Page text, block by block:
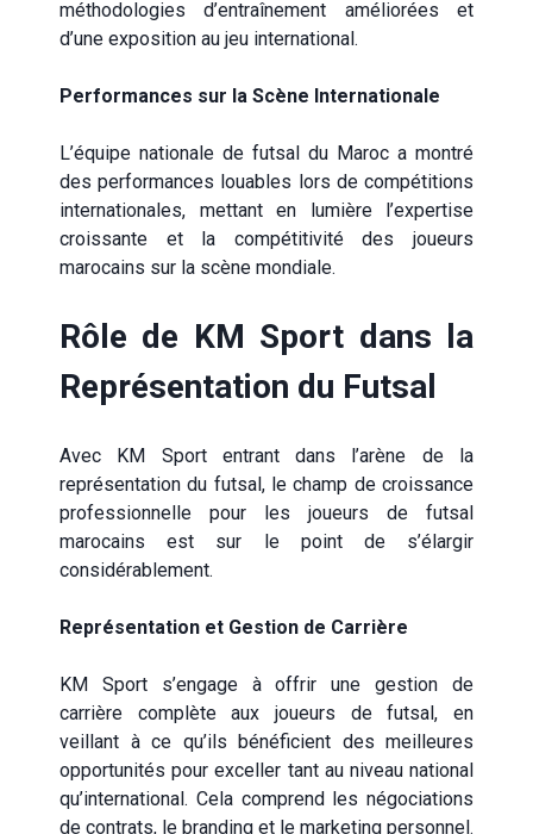
méthodologies d’entraînement améliorées et
d’une exposition au jeu international.
Performances sur la Scène Internationale
L’équipe nationale de futsal du Maroc a montré
des performances louables lors de compétitions
internationales, mettant en lumière l’expertise
croissante et la compétitivité des joueurs
marocains sur la scène mondiale.
Rôle de KM Sport dans la
Représentation du Futsal
Avec KM Sport entrant dans l’arène de la
représentation du futsal, le champ de croissance
professionnelle pour les joueurs de futsal
marocains est sur le point de s’élargir
considérablement.
Représentation et Gestion de Carrière
KM Sport s’engage à offrir une gestion de
carrière complète aux joueurs de futsal, en
veillant à ce qu’ils bénéficient des meilleures
opportunités pour exceller tant au niveau national
qu’international. Cela comprend les négociations
de contrats, le branding et le marketing personnel.